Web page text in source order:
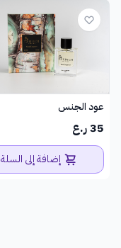
عود الجنس
35 ر.ع
إضافة إلى السلة